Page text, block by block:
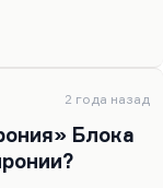
2 года назад
Блока